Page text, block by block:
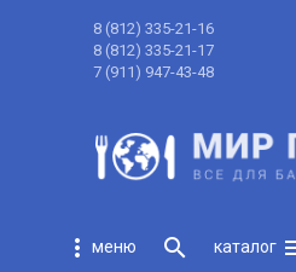
8 (812) 335-21-16
8 (812) 335-21-17
7 (911) 947-43-48
more_vert search